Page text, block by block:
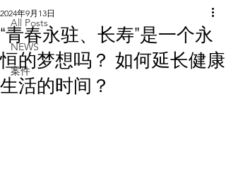
All Posts
NEWS
案件
“青春永驻、长寿”是一个永
恒的梦想吗？ 如何延长健康
生活的时间？
2024年9月13日